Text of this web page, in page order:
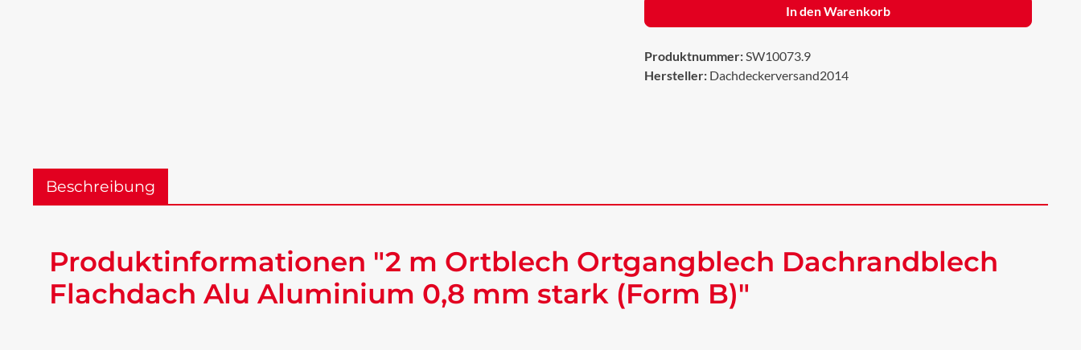
In den Warenkorb
Produktnummer:SW10073.9
Hersteller: Dachdeckerversand2014
Beschreibung
Produktinformationen "2 m Ortblech Ortgangblech Dachrandblech
Flachdach Alu Aluminium 0,8 mm stark (Form B)"